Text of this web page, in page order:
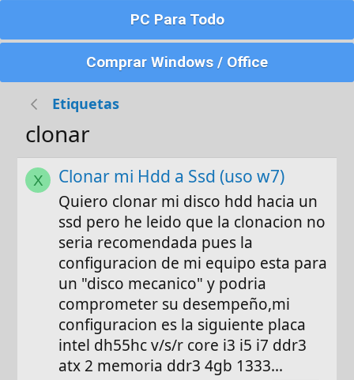
PC Para Todo
Comprar Windows / Office
Etiquetas
clonar
X Clonar mi Hdd a Ssd (uso w7)
Quiero clonar mi disco hdd hacia un
ssd pero he leido que la clonacion no
seria recomendada pues la
configuracion de mi equipo esta para
un "disco mecanico" y podria
comprometer su desempeño,mi
configuracion es la siguiente placa
intel dh55hc v/s/r core i3 i5 i7 ddr3
atx 2 memoria ddr3 4gb 1333...